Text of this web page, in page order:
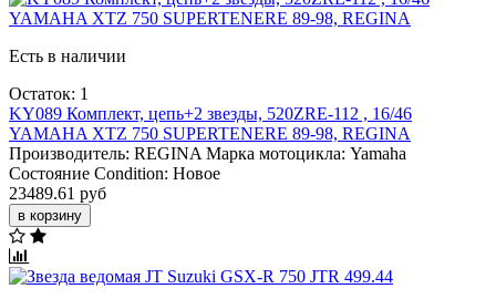
Есть в наличии
Остаток: 1
KY089 Комплект, цепь+2 звезды, 520ZRE-112 , 16/46
YAMAHA XTZ 750 SUPERTENERE 89-98, REGINA
Производитель: REGINA Марка мотоцикла: Yamaha
Состояние Condition: Новое
23489.61 руб
в корзину